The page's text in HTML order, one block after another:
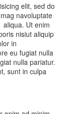
elit, sed do
navoluptate
Ut enim
nisiut aliquip
in
eu fugiat nulla
nulla pariatur.
sunt in culpa